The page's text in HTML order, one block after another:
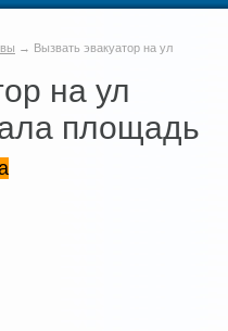
→ Вызвать эвакуатор на ул
на ул
площадь